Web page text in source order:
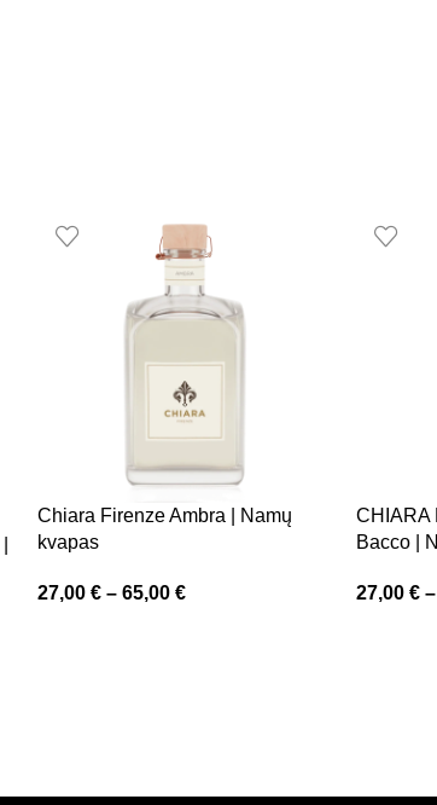
Chiara Firenze Ambra | Namų
kvapas
27,00 € – 65,00 €
CHIARA
Bacco |
27,00 € –